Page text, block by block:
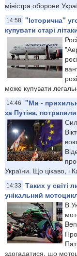
міністра оборони
14:58 "Історична"
купувати старі
може купувати
14:46
"Ми -
за Путіна,
України. Що цікаво, і
14:33
Таких у світі
унікальний
В
здогадатися, що